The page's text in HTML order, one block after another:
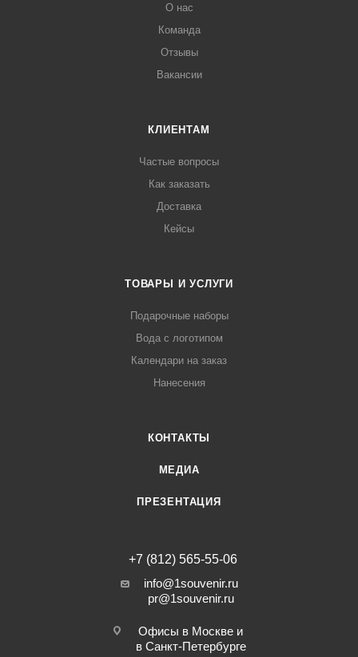
О нас
Команда
Отзывы
Вакансии
КЛИЕНТАМ
Частые вопросы
Как заказать
Доставка
Кейсы
ТОВАРЫ И УСЛУГИ
Подарочные наборы
Вода с логотипом
Календари на заказ
Нанесения
КОНТАКТЫ
МЕДИА
ПРЕЗЕНТАЦИЯ
+7 (812) 565-55-06
info@1souvenir.ru
pr@1souvenir.ru
Офисы в Москве и
в Санкт-Петербурге